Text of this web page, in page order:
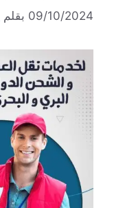
09/10/2024 بقلم